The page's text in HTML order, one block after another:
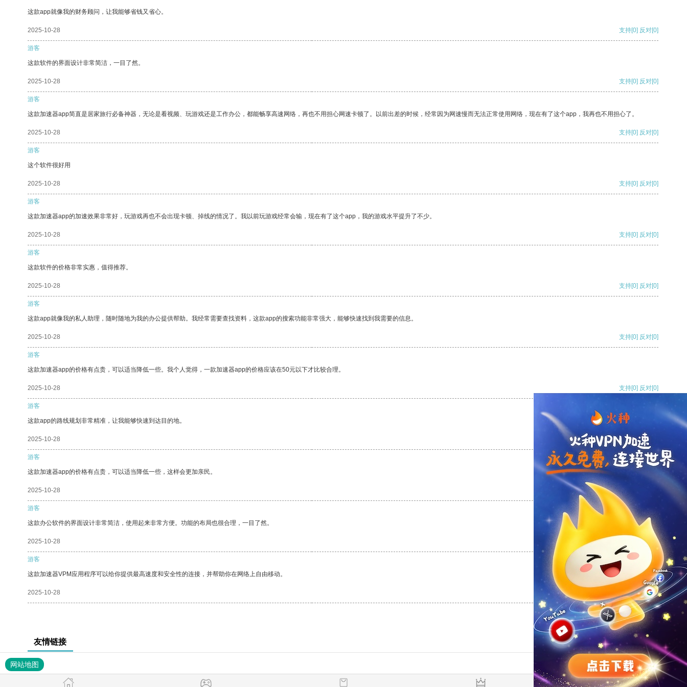
这款app就像我的财务顾问，让我能够省钱又省心。
2025-10-28 支持[0] 反对[0]
游客
这款软件的界面设计非常简洁，一目了然。
2025-10-28 支持[0] 反对[0]
游客
这款加速器app简直是居家旅行必备神器，无论是看视频、玩游戏还是工作办公，都能畅享高速网络，再也不用担心网速卡顿了。以前出差的时候，经常因为网速慢而无法正常使用网络，现在有了这个app，我再也不用担心了。
2025-10-28 支持[0] 反对[0]
游客
这个软件很好用
2025-10-28 支持[0] 反对[0]
游客
这款加速器app的加速效果非常好，玩游戏再也不会出现卡顿、掉线的情况了。我以前玩游戏经常会输，现在有了这个app，我的游戏水平提升了不少。
2025-10-28 支持[0] 反对[0]
游客
这款软件的价格非常实惠，值得推荐。
2025-10-28 支持[0] 反对[0]
游客
这款app就像我的私人助理，随时随地为我的办公提供帮助。我经常需要查找资料，这款app的搜索功能非常强大，能够快速找到我需要的信息。
2025-10-28 支持[0] 反对[0]
游客
这款加速器app的价格有点贵，可以适当降低一些。我个人觉得，一款加速器app的价格应该在50元以下才比较合理。
2025-10-28 支持[0] 反对[0]
游客
这款app的路线规划非常精准，让我能够快速到达目的地。
2025-10-28 支持[0] 反对
游客
这款加速器app的价格有点贵，可以适当降低一些，这样会更加亲民。
2025-10-28 支持
游客
这款办公软件的界面设计非常简洁，使用起来非常方便。功能的布局也很合理，一目了然。
2025-10-28 反对 [0]
游客
这款加速器VPM应用程序可以给你提供最高速度和安全性的连接，并帮助你在网络上自由移动。
2025-10-28 支持[0] 反对[0]
友情链接
网站地图